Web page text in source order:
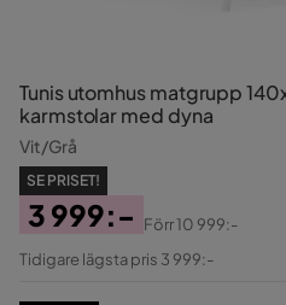
Tunis utomhus matgrupp
karmstolar med dyna
Vit/Grå
SE PRISET!
Pris
3 999:-
Original
Förr10 999:-
Tidigare lägsta pris 3 999:-